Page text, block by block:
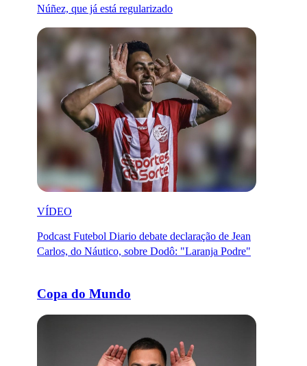
Núñez, que já está regularizado
VÍDEO
Podcast Futebol Diario debate declaração de Jean
Carlos, do Náutico, sobre Dodô: "Laranja Podre"
Copa do Mundo